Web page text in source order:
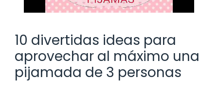
10 divertidas ideas para
aprovechar al máximo una
pijamada de 3 personas